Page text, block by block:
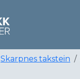
Skarpnes takstein